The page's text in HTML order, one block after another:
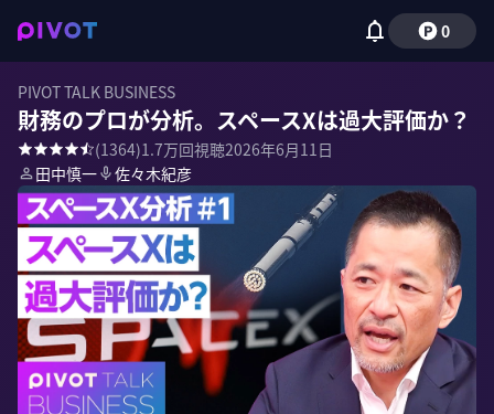
0
PIVOT TALK BUSINESS
財務のプロが分析。スペースXは過大評価か？
(1364)1.7万回視聴2026年6月11日
田中慎一
佐々木紀彦